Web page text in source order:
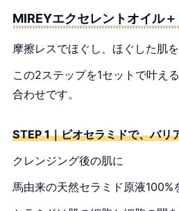
MIREYエクセレントオイル
摩擦レスでほぐし、ほぐした肌を
この2ステップを1セットで叶え
合わせです。
STEP 1｜ビオセラミドで、バリ
クレンジング後の肌に
馬由来の天然セラミド原液100%